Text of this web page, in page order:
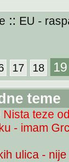
:: EU -
17 18 19
teme
teze
- imam
ulica -